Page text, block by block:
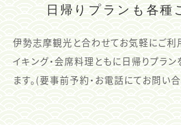
日帰りプランも各種
伊勢志摩観光と合わせてお気軽にご利
イキング・会席料理ともに日帰りプラン
ます。(要事前予約・お電話にてお問い